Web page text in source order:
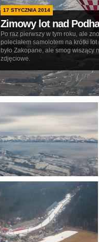
17 STYCZNIA 2014
Zimowy lot nad
Po raz pierwszy w tym roku, ale
poleciałem samolotem na krótki
było Zakopane, ale smog wiszący
zdjęciowe.